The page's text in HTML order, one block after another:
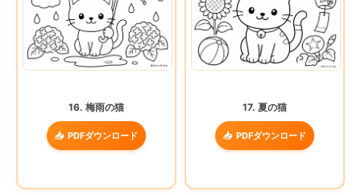
16. 梅雨の猫
PDFダウンロード
17. 夏の猫
PDFダウンロード